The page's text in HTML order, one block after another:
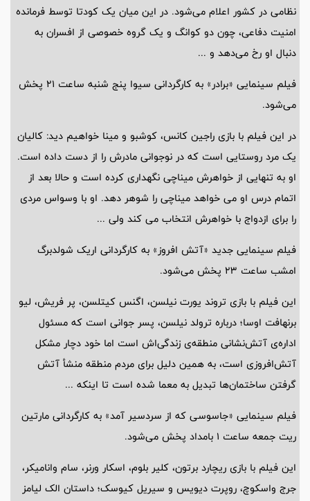
نظامی در کشور اعلام می‌شود. در این میان یک کودتا توسط فرمانده
امنیت دفاعی، چون دو کوانگ و یک گروه خصوصی از افسران به
دنبال او رخ می‌دهد و ...
فیلم سینمایی «برادر» به کارگردانی سیوا پنج شنبه ساعت 21 پخش
می‌شود.
در این فیلم با بازی راجین کانس، کوشبو و مینا خواهیم دید: کالیان
یک مرد روستایی است که در نوجوانی مادرش را از دست داده است.
او به تنهایی از خواهرش میناچی نگهداری کرده است و حالا بعد از
اتمام درس او می خواهد میناچی را شوهر دهد. او با وسواس مردی
را برای ازدواج با خواهرش انتخاب می کند ولی ...
فیلم سینمایی جدید «آتش افروز» به کارگردانی اریک شولدبرگ
امشب ساعت 23 پخش می‌شود.
این فیلم با بازی تروند یورت نیلسن، اگنس کیتلسن، پر فریش، لیو
برنهافت اوسا؛ درباره ترولد نیلسن، پسر جوانی است که مسئول
اداره‌ی آتش‌نشانی منطقه‌ی زندگی‌اش است اما خود دچار مشکل
آتش‌افروزی است، به همین دلیل برای مردم منطقه منشأ آتش
گرفتن ساختمان‌ها تبدیل به معما شده است تا اینکه ...
فیلم سینمایی «جاسوسی که از سردسیر آمد» به کارگردانی مارتین
ریت جمعه ساعت 1 بامداد پخش می‌شود.
این فیلم با بازی ریچارد برتون، کلیر بلوم، اسکار ورنر، سام وانامیکر،
جرج واسکوچ، روپرت دیویس و سیریل کیوسک؛ داستان الک لیامز